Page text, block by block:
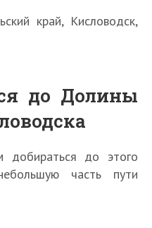
край, Кисловодск,
до Долины
добираться до этого
часть пути